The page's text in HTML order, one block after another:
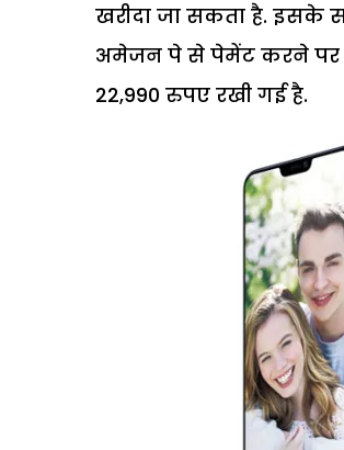
खरीदा जा सकता है. इसके
अमेजन पे से पेमेंट करने पर
22,990 रुपए रखी गई है.